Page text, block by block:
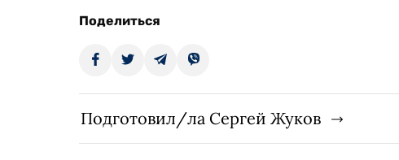
Поделиться
Подготовил/ла Сергей Жуков